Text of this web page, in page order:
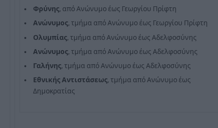
Φρύνης, από Ανώνυμο έως Γεωργίου Πρίφτη
Ανώνυμος, τμήμα από Ανώνυμο έως Γεωργίου Πρίφτη
Ολυμπίας, τμήμα από Ανώνυμο έως Αδελφοσύνης
Ανώνυμος, τμήμα από Ανώνυμο έως Αδελφοσύνης
Γαλήνης, τμήμα από Ανώνυμο έως Αδελφοσύνης
ΕθνικήςΑντιστάσεως, τμήμα από Ανώνυμο έως
Δημοκρατίας